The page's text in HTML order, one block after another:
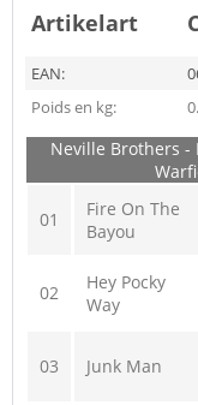
Artikelart
EAN:
Poids en kg:
Neville Brothers -
01
Fire On The
Bayou
02
Hey Pocky
Way
03 Junk Man